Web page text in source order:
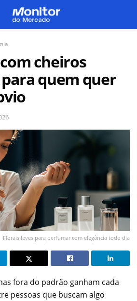
cheiros
quem quer
Florais leves para perfumar com elegância todo dia
fora do padrão ganham cada
pessoas que buscam algo